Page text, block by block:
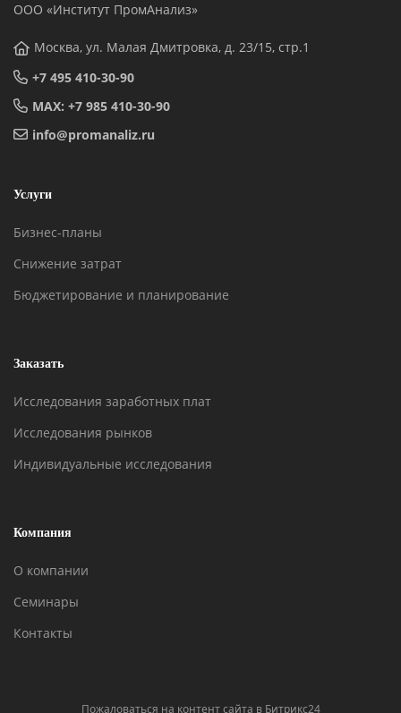
ООО «Институт ПромАнализ»
Москва, ул. Малая Дмитровка, д. 23/15, стр.1
+7 495 410-30-90
MAX: +7 985 410-30-90
info@promanaliz.ru
Услуги
Бизнес-планы
Снижение затрат
Бюджетирование и планирование
Заказать
Исследования заработных плат
Исследования рынков
Индивидуальные исследования
Компания
О компании
Семинары
Контакты
Пожаловаться на контент cайта в Битрикс24